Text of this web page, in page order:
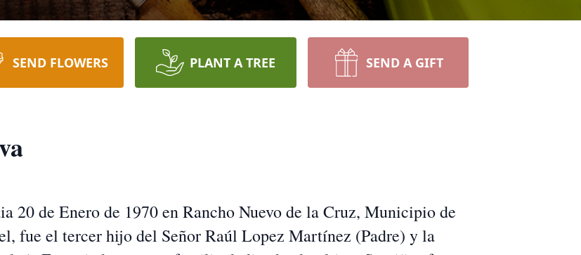
SEND FLOWERS PLANT A TREE SEND A GIFT
20 de Enero de 1970 en Rancho Nuevo de la Cruz, Municipio de
fue el tercer hijo del Señor Raúl Lopez Martínez (Padre) y la